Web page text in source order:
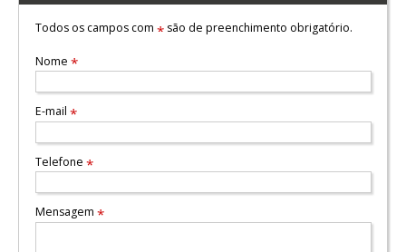
Todos os campos com *são de preenchimento obrigatório.
Nome *
E-mail *
Telefone *
Mensagem *